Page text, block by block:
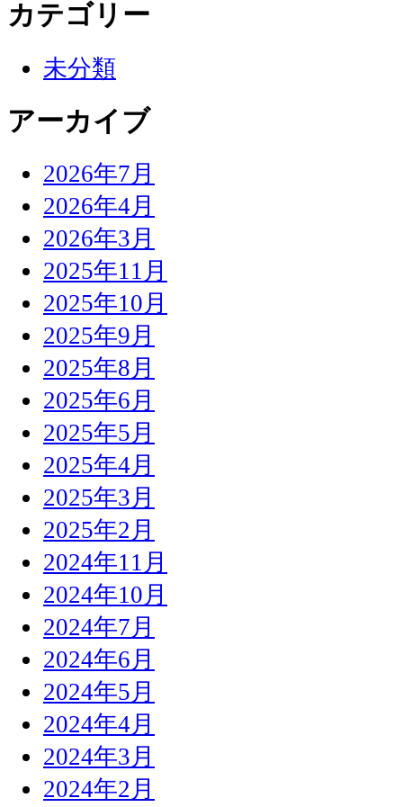
カテゴリー
未分類
アーカイブ
2026年7月
2026年4月
2026年3月
2025年11月
2025年10月
2025年9月
2025年8月
2025年6月
2025年5月
2025年4月
2025年3月
2025年2月
2024年11月
2024年10月
2024年7月
2024年6月
2024年5月
2024年4月
2024年3月
2024年2月